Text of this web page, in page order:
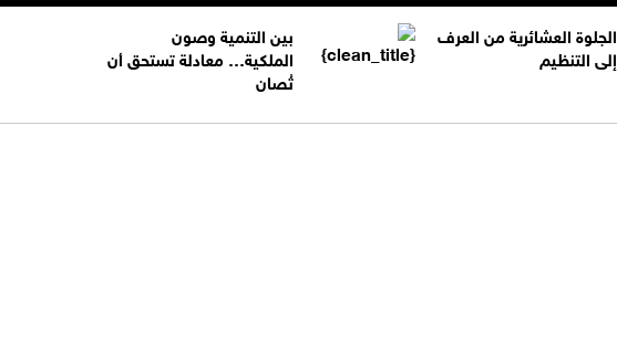
الجلوة العشائرية من العرف
إلى التنظيم
بين التنمية وصون
الملكية… معادلة تستحق أن
تُصان